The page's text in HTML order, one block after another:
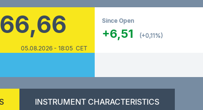
05.08.2026 - 18:05 CET
Since Open
+6,51 (+0,11%)
INSTRUMENT CHARACTERISTICS